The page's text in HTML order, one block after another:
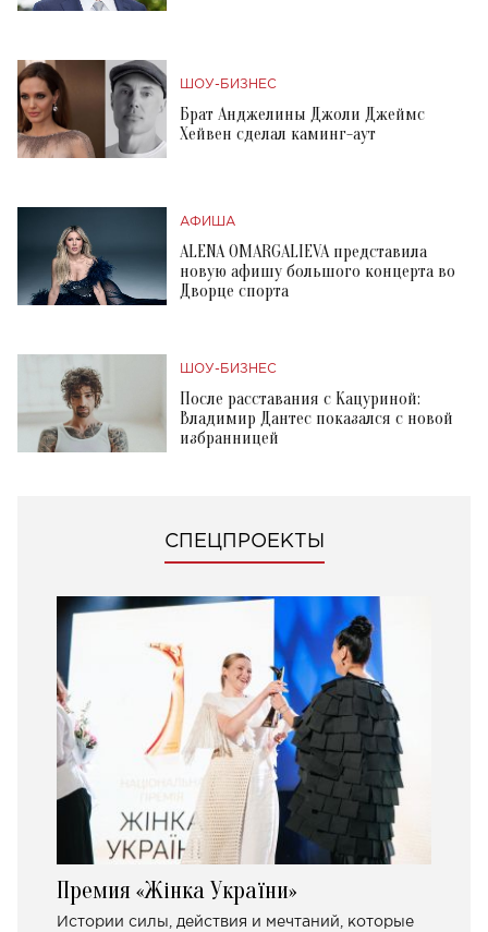
ШОУ-БИЗНЕС
Брат Анджелины Джоли Джеймс
Хейвен сделал каминг-аут
АФИША
ALENA OMARGALIEVA представила
новую афишу большого концерта во
Дворце спорта
ШОУ-БИЗНЕС
После расставания с Кацуриной:
Владимир Дантес показался с новой
избранницей
СПЕЦПРОЕКТЫ
Премия «Жінка України»
Истории силы, действия и мечтаний, которые